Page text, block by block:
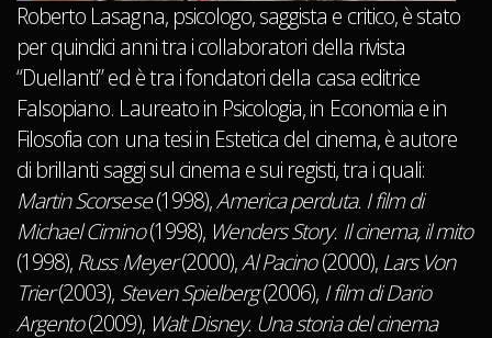
Roberto Lasagna, psicologo, saggista e critico, è stato
per quindici anni tra i collaboratori della rivista
“Duellanti” ed è tra i fondatori della casa editrice
Falsopiano. Laureato in Psicologia, in Economia e in
Filosofia con una tesi in Estetica del cinema, è autore
di brillanti saggi sul cinema e sui registi, tra i quali:
Martin Scorsese(1998),America perduta. I film di
Michael Cimino(1998), Wenders Story. Il cinema, il mito
(1998), Russ Meyer(2000),Al Pacino(2000), Lars Von
Trier(2003), Steven Spielberg(2006), I film di Dario
Argento(2009), Walt Disney. Una storia del cinema